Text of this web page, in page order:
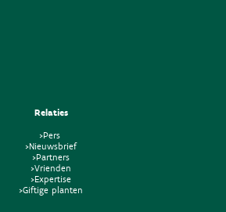
Relaties
>Pers
>Nieuwsbrief
>Partners
>Vrienden
>Expertise
>Giftige planten